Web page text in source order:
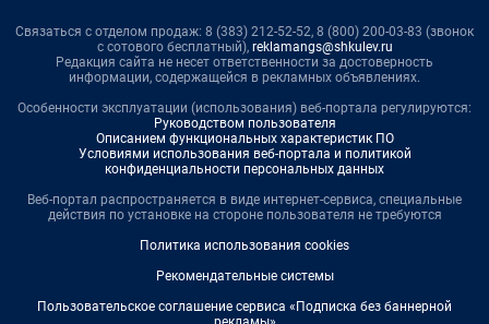
Связаться с отделом продаж: 8 (383) 212-52-52, 8 (800) 200-03-83 (звонок
с сотового бесплатный), reklamangs@shkulev.ru
Редакция сайта не несет ответственности за достоверность
информации, содержащейся в рекламных объявлениях.
Особенности эксплуатации (использования) веб-портала регулируются:
Руководством пользователя
Описанием функциональных характеристик ПО
Условиями использования веб-портала и политикой
конфиденциальности персональных данных
Веб-портал распространяется в виде интернет-сервиса, специальные
действия по установке на стороне пользователя не требуются
Политика использования cookies
Рекомендательные системы
Пользовательское соглашение сервиса «Подписка без баннерной